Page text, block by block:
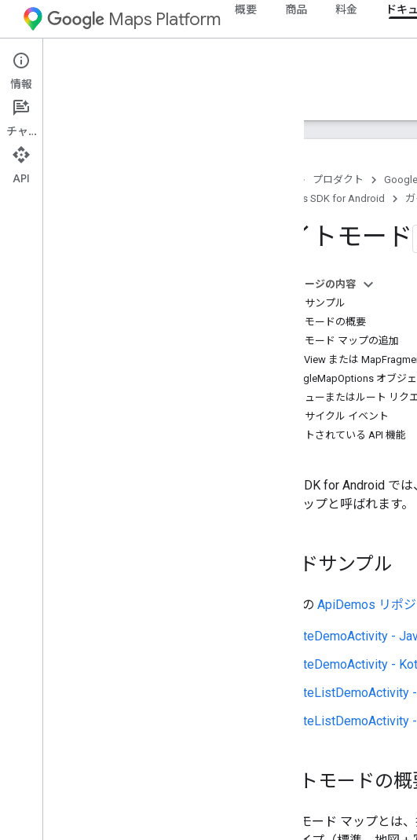
Maps Platform 概要 商品 料金 ドキ
Android
ガイド
プロダクト
Maps SDK for Android
ライトモード
このページの内容
コードサンプル
ライトモードの概要
ライトモード マップの追加
MapView または
GoogleMapOptions オブジ
地図ビューまたはルート リク
ライフサイクル イベント
サポートされている API 機能
Maps SDK for Android で
ード マップと呼ばれます。
コードサンプル
GitHub の ApiDemos リポ
LiteDemoActivity -
LiteDemoActivity -
LiteListDemoActivity
LiteListDemoActivity
ライトモードの
ライトモード マップとは
情報
チャット
API